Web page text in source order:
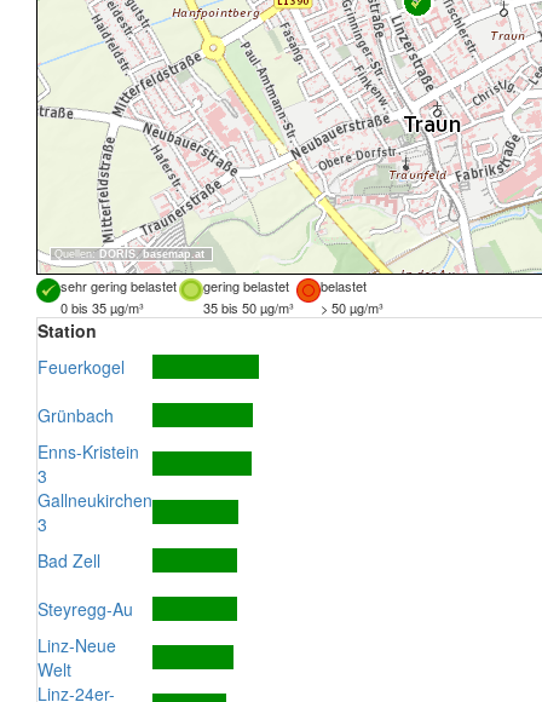
Quellen: DORIS, basemap.at
sehr gering belastet gering belastet
belastet
0 bis 35 µg/m³
35 bis 50 µg/m³ > 50 µg/m³
Station
Feuerkogel
Grünbach
Enns-Kristein
3
Gallneukirchen
3
Bad Zell
Steyregg-Au
Linz-Neue
Welt
Linz-24er-